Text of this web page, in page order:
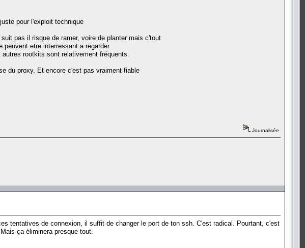
pour l'exploit technique
pas il risque de ramer, voire de planter mais c'tout
etre interressant a regarder
rootkits sont relativement fréquents.
du proxy. Et encore c'est pas vraiment fiable
Journalisée
tentatives de connexion, il suffit de changer le port de ton ssh. C'est radical. Pourtant, c'est
ça éliminera presque tout.